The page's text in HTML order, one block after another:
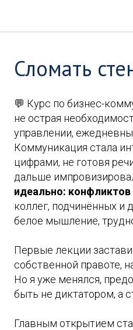
Сломать
💬 Курс по бизнес-
не острая
управлении,
Коммуникация стала
цифрами, не готовя
дальше
идеально:
коллег, подчинённых и
белое мышление,
Первые лекции
собственной правоте,
Но я уже менялся,
быть не диктатором, а
Главным открытием